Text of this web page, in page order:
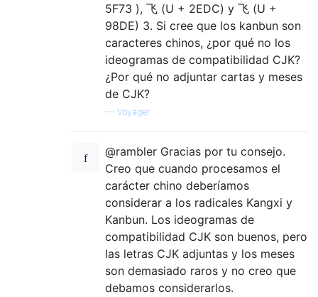
5F73 ), ⻜ (U + 2EDC) y 飞 (U +
98DE) 3. Si cree que los kanbun son
caracteres chinos, ¿por qué no los
ideogramas de compatibilidad CJK?
¿Por qué no adjuntar cartas y meses
de CJK?
— Voyager
@rambler Gracias por tu consejo.
Creo que cuando procesamos el
carácter chino deberíamos
considerar a los radicales Kangxi y
Kanbun. Los ideogramas de
compatibilidad CJK son buenos, pero
las letras CJK adjuntas y los meses
son demasiado raros y no creo que
debamos considerarlos.